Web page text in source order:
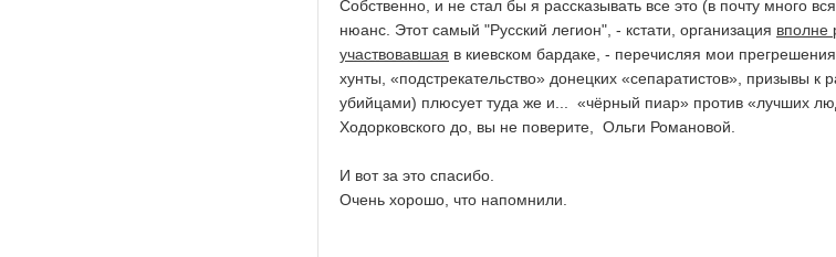
Собственно, и не стал бы я рассказывать все это (в почту много
нюанс. Этот самый "Русский легион", - кстати, организация вполне
участвовавшая в киевском бардаке, - перечисляя мои
хунты, «подстрекательство» донецких «сепаратистов», призывы к
убийцами) плюсует туда же и... «чёрный пиар» против «лучших
Ходорковского до, вы не поверите, Ольги Романовой.
И вот за это спасибо.
Очень хорошо, что напомнили.